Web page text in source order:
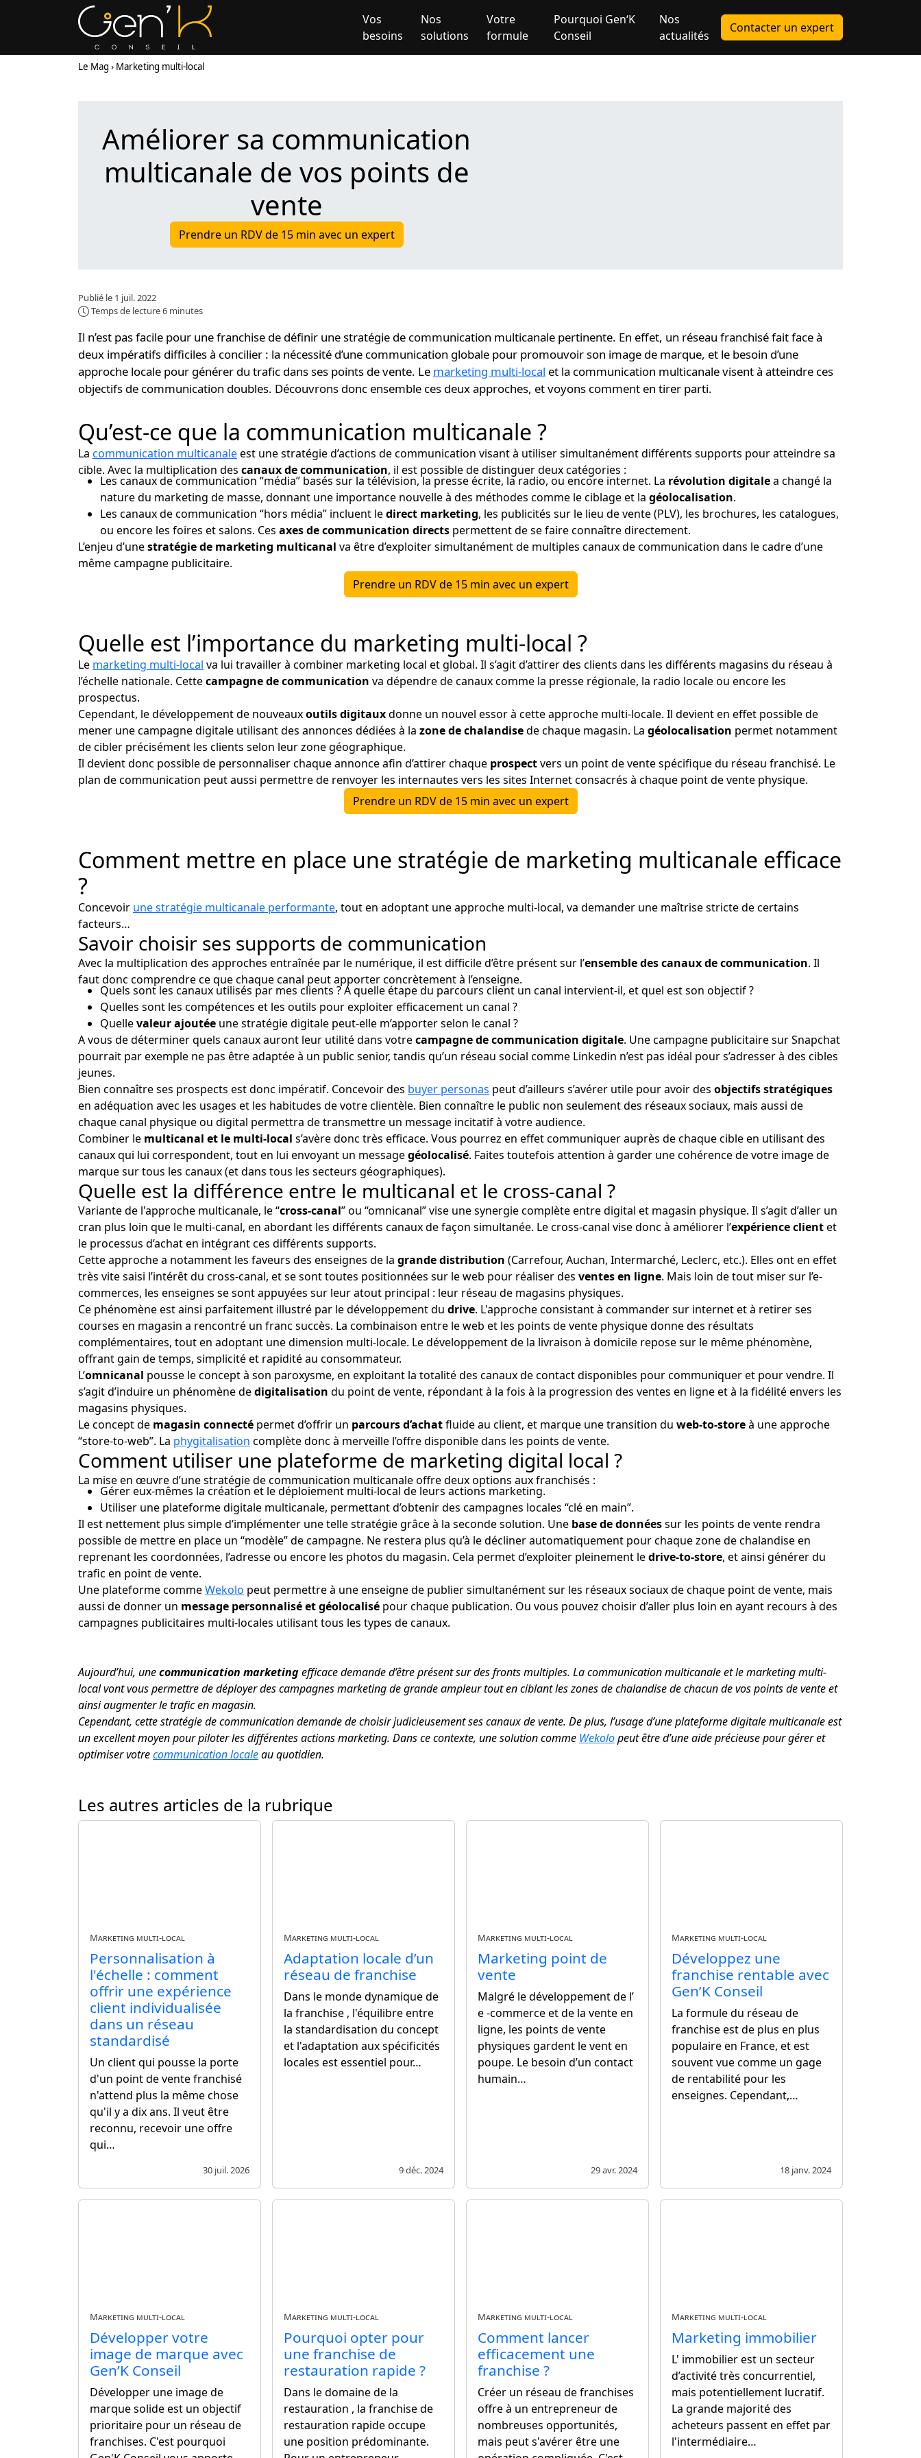
Vos
besoins
Nos
solutions
Votre
formule
Pourquoi Gen‘K
Conseil
Nos
actualités
Contacter un expert
Le Mag Marketing multi-local
Améliorer sa communication
multicanale de vos points de
vente
Prendre un RDV de 15 min avec un expert
Publié le 1 juil. 2022
Temps de lecture 6 minutes
Il n’est pas facile pour une franchise de définir unestratégie de communication multicanale pertinente. En effet, un réseau franchisé fait face à
deux impératifs difficiles à concilier : la nécessité d’une communication globale pour promouvoir son image de marque, et le besoin d’une
approche locale pour générer du trafic dans ses points de vente. Le marketing multi-local et la communication multicanale visent à atteindre ces
objectifs de communication doubles. Découvrons donc ensemble ces deux approches, et voyons comment en tirer parti.
Qu’est-ce que la communication multicanale ?
La communication multicanaleest une stratégie d’actions de communication visant à utiliser simultanément différents supports pour atteindre sa
cible. Avec la multiplication des canaux de communication, il est possible de distinguer deux catégories :
Les canaux de communication “média” basés sur la télévision, la presse écrite, la radio, ou encore internet. La révolution digitalea changé la
nature du marketing de masse, donnant une importance nouvelle à des méthodes comme le ciblage et la géolocalisation.
Les canaux de communication “hors média” incluent ledirect marketing, les publicités sur le lieu de vente (PLV), les brochures, les catalogues,
ou encore les foires et salons. Ces axes de communication directs permettent de se faire connaître directement.
L’enjeu d’unestratégie de marketing multicanal va être d’exploiter simultanément de multiples canaux de communication dans le cadre d’une
même campagne publicitaire.
Prendre un RDV de 15 min avec un expert
Quelle est l’importance du marketing multi-local ?
Le marketing multi-local va lui travailler à combiner marketing local et global. Il s’agit d’attirer des clients dans les différents magasins du réseau à
l’échelle nationale. Cettecampagne de communication va dépendre de canaux comme la presse régionale, la radio locale ou encore les
prospectus.
Cependant, le développement de nouveauxoutils digitauxdonne un nouvel essor à cette approche multi-locale. Il devient en effet possible de
mener une campagne digitale utilisant des annonces dédiées à la zone de chalandisede chaque magasin. La géolocalisation permet notamment
de cibler précisément les clients selon leur zone géographique.
Il devient donc possible de personnaliser chaque annonce afin d’attirer chaque prospectvers un point de vente spécifique du réseau franchisé. Le
plan de communication peut aussi permettre de renvoyer les internautes vers les sites Internet consacrés à chaque point de vente physique.
Prendre un RDV de 15 min avec un expert
Comment mettre en place une stratégie de marketing multicanale efficace
?
Concevoir une stratégie multicanale performante, tout en adoptant une approche multi-local, va demander une maîtrise stricte de certains
facteurs…
Savoir choisir ses supports de communication
Avec la multiplication des approches entraînée par le numérique, il est difficile d’être présent sur l’ensemble des canaux de communication. Il
faut donc comprendre ce que chaque canal peut apporter concrètement à l’enseigne.
Quels sont les canaux utilisés par mes clients ? A quelle étape du parcours client un canal intervient-il, et quel est son objectif ?
Quelles sont les compétences et les outils pour exploiter efficacement un canal ?
Quellevaleur ajoutée une stratégie digitale peut-elle m’apporter selon le canal ?
A vous de déterminer quels canaux auront leur utilité dans votrecampagne de communication digitale. Une campagne publicitaire sur Snapchat
pourrait par exemple ne pas être adaptée à un public senior, tandis qu’un réseau social comme Linkedin n’est pas idéal pour s’adresser à des cibles
jeunes.
Bien connaître ses prospects est donc impératif. Concevoir des buyer personas peut d’ailleurs s’avérer utile pour avoir des objectifs stratégiques
en adéquation avec les usages et les habitudes de votre clientèle. Bien connaître le public non seulement des réseaux sociaux, mais aussi de
chaque canal physique ou digital permettra de transmettre un message incitatif à votre audience.
Combiner le multicanal et le multi-local s’avère donc très efficace. Vous pourrez en effet communiquer auprès de chaque cible en utilisant des
canaux qui lui correspondent, tout en lui envoyant un messagegéolocalisé. Faites toutefois attention à garder une cohérence de votre image de
marque sur tous les canaux (et dans tous les secteurs géographiques).
Quelle est la différence entre le multicanal et le cross-canal ?
Variante de l'approche multicanale, le “cross-canal” ou “omnicanal” vise une synergie complète entre digital et magasin physique. Il s’agit d’aller un
cran plus loin que le multi-canal, en abordant les différents canaux de façon simultanée. Le cross-canal vise donc à améliorer l’expérience clientet
le processus d’achat en intégrant ces différents supports.
Cette approche a notamment les faveurs des enseignes de la grande distribution (Carrefour, Auchan, Intermarché, Leclerc, etc.). Elles ont en effet
très vite saisi l’intérêt du cross-canal, et se sont toutes positionnées sur le web pour réaliser des ventes en ligne. Mais loin de tout miser sur l’e-
commerces, les enseignes se sont appuyées sur leur atout principal : leur réseau de magasins physiques.
Ce phénomène est ainsi parfaitement illustré par le développement du drive. L'approche consistant à commander sur internet et à retirer ses
courses en magasin a rencontré un franc succès. La combinaison entre le web et les points de vente physique donne des résultats
complémentaires, tout en adoptant une dimension multi-locale. Le développement de la livraison à domicile repose sur le même phénomène,
offrant gain de temps, simplicité et rapidité au consommateur.
L’omnicanal pousse le concept à son paroxysme, en exploitant la totalité des canaux de contact disponibles pour communiquer et pour vendre. Il
s’agit d’induire un phénomène dedigitalisation du point de vente, répondant à la fois à la progression des ventes en ligne et à la fidélité envers les
magasins physiques.
Le concept de magasin connecté permet d’offrir un parcours d’achatfluide au client, et marque une transition du web-to-storeà une approche
“store-to-web”. La phygitalisation complète donc à merveille l’offre disponible dans les points de vente.
Comment utiliser une plateforme de marketing digital local ?
La mise en œuvre d’une stratégie de communication multicanale offre deux options aux franchisés :
Gérer eux-mêmes la création et le déploiement multi-local de leurs actions marketing.
Utiliser une plateforme digitale multicanale, permettant d’obtenir des campagnes locales “clé en main”.
Il est nettement plus simple d’implémenter une telle stratégie grâce à la seconde solution. Une base de donnéessur les points de vente rendra
possible de mettre en place un “modèle” de campagne. Ne restera plus qu’à le décliner automatiquement pour chaque zone de chalandise en
reprenant les coordonnées, l’adresse ou encore les photos du magasin. Cela permet d’exploiter pleinement ledrive-to-store, et ainsi générer du
trafic en point de vente.
Une plateforme commeWekolo peut permettre à une enseigne de publier simultanément sur les réseaux sociaux de chaque point de vente, mais
aussi de donner un message personnalisé et géolocalisé pour chaque publication. Ou vous pouvez choisir d’aller plus loin en ayant recours à des
campagnes publicitaires multi-locales utilisant tous les types de canaux.
Aujourd’hui, unecommunication marketingefficace demande d’être présent sur des fronts multiples. La communication multicanale et le marketing multi-
local vont vous permettre de déployer des campagnes marketing de grande ampleur tout en ciblant les zones de chalandise de chacun de vos points de vente et
ainsi augmenter le trafic en magasin.
Cependant, cette stratégie de communication demande de choisir judicieusement ses canaux de vente. De plus, l’usage d’une plateforme digitale multicanale est
un excellent moyen pour piloter les différentes actions marketing. Dans ce contexte, une solution comme Wekolopeut être d’une aide précieuse pour gérer et
optimiser votrecommunication localeau quotidien.
Les autres articles de la rubrique
Marketing multi-local
Personnalisation à
l'échelle : comment
offrir une expérience
client individualisée
dans un réseau
standardisé
Un client qui pousse la porte
d'un point de vente franchisé
n'attend plus la même chose
qu'il y a dix ans. Il veut être
reconnu, recevoir une offre
qui…
30 juil. 2026
Marketing multi-local
Adaptation locale d’un
réseau de franchise
Dans le monde dynamique de
la franchise , l'équilibre entre
la standardisation du concept
et l'adaptation aux spécificités
locales est essentiel pour…
9 déc. 2024
Marketing multi-local
Marketing point de
vente
Malgré le développement de l’
e -commerce et de la vente en
ligne, les points de vente
physiques gardent le vent en
poupe. Le besoin d’un contact
humain…
29 avr. 2024
Marketing multi-local
Développez une
franchise rentable avec
Gen’K Conseil
La formule du réseau de
franchise est de plus en plus
populaire en France, et est
souvent vue comme un gage
de rentabilité pour les
enseignes. Cependant,…
18 janv. 2024
Marketing multi-local
Développer votre
image de marque avec
Gen’K Conseil
Développer une image de
marque solide est un objectif
prioritaire pour un réseau de
franchises. C'est pourquoi
Marketing multi-local
Pourquoi opter pour
une franchise de
restauration rapide ?
Dans le domaine de la
restauration , la franchise de
restauration rapide occupe
une position prédominante.
Marketing multi-local
Comment lancer
efficacement une
franchise ?
Créer un réseau de franchises
offre à un entrepreneur de
nombreuses opportunités,
mais peut s'avérer être une
Marketing multi-local
Marketing immobilier
L' immobilier est un secteur
d’activité très concurrentiel,
mais potentiellement lucratif.
La grande majorité des
acheteurs passent en effet par
l'intermédiaire…